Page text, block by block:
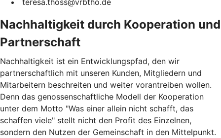
Nachhaltigkeit durch Kooperation und
Partnerschaft
Nachhaltigkeit ist ein Entwicklungspfad, den wir
partnerschaftlich mit unseren Kunden, Mitgliedern und
Mitarbeitern beschreiten und weiter vorantreiben wollen.
Denn das genossenschaftliche Modell der Kooperation
unter dem Motto "Was einer allein nicht schafft, das
schaffen viele" stellt nicht den Profit des Einzelnen,
sondern den Nutzen der Gemeinschaft in den Mittelpunkt.